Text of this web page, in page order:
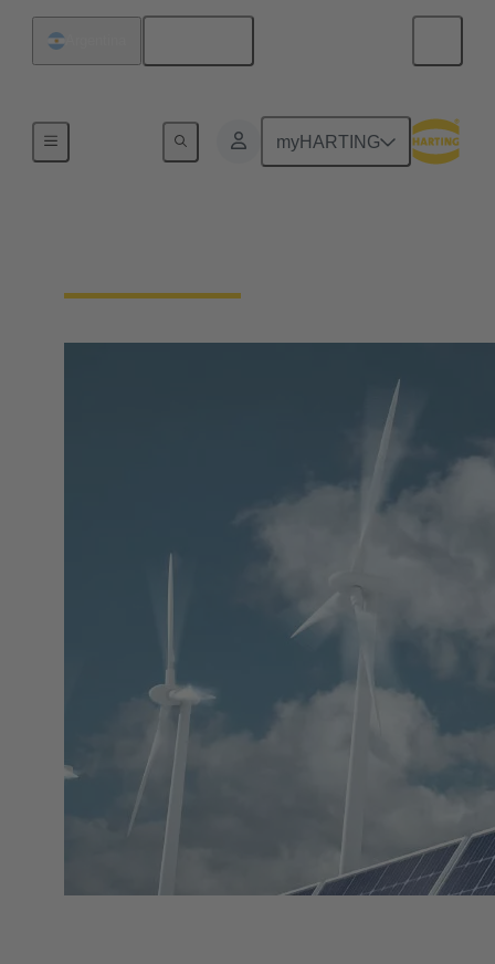
myHARTING
Nuestra responsabilidad